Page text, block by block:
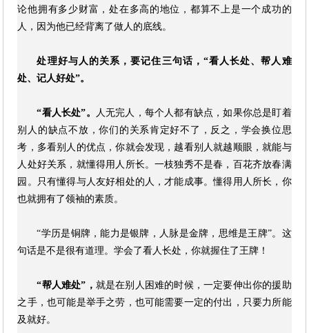
论他拥有多少财富，处在多高的地位，都算不上是一个成功的
人，因为他已经背离了做人的底线。
处理好与人的关系，要记住三句话，“看人长处、帮人难
处、记人好处”。
“看人长处”。
人无完人，每个人都有缺点，如果你总是盯着
别人的缺点不放，你们的关系肯定好不了，反之，学会换位思
考，多看别人的优点，你就会发现，越看别人就越顺眼，就能与
人处好关系，就懂得用人所长。一枝独秀不是春，百花齐放春满
园。只有懂得与人友好相处的人，才能成事。懂得用人所长，你
也就拥有了领袖的素质。
“学历是铜牌，能力是银牌，人脉是金牌，思维是王牌”。这
句话是不是很有道理。学会了看人长处，你就握住了王牌！
“帮人难处”， 就是在别人困难的时候，一定要伸出你的援助
之手，也可能是举手之劳，也可能需要一定的付出，只要力所能
及就好。